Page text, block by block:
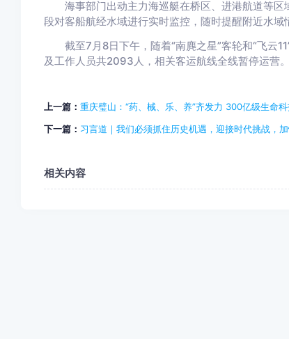
海事部门出动主力海巡艇在桥区、进港航道等区
段对客船航经水域进行实时监控，随时提醒附近水域
截至7月8日下午，随着“南麂之星”客轮和“飞云
及工作人员共2093人，相关客运航线全线暂停运营
上一篇： 重庆璧山：“药、械、乐、养”齐发力 300亿级生命
下一篇： 习言道｜我们必须抓住历史机遇，迎接时代挑战，
相关内容